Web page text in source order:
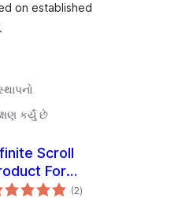
on established
કર્યું છે
Scroll
For
(2કુલ
રેટિંગ્સ
)